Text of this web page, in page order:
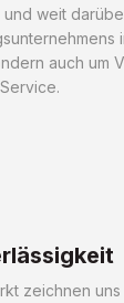
weit
auch um
zeichnen